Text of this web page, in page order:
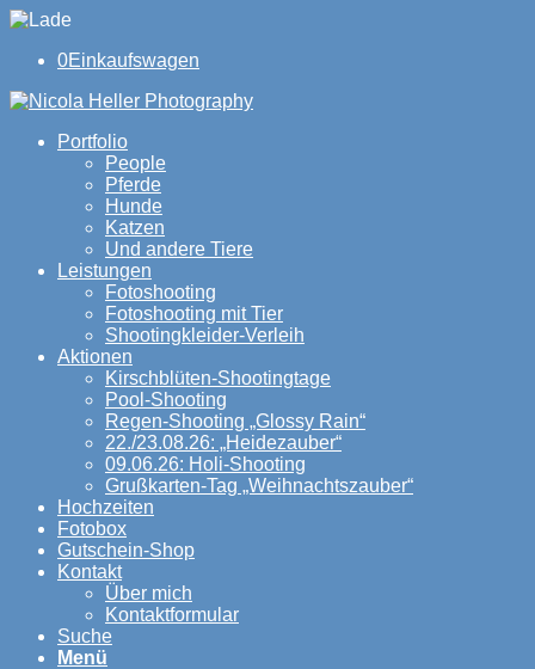
0Einkaufswagen
Portfolio
People
Pferde
Hunde
Katzen
Und andere Tiere
Leistungen
Fotoshooting
Fotoshooting mit Tier
Shootingkleider-Verleih
Aktionen
Kirschblüten-Shootingtage
Pool-Shooting
Regen-Shooting „Glossy Rain“
22./23.08.26: „Heidezauber“
09.06.26: Holi-Shooting
Grußkarten-Tag „Weihnachtszauber“
Hochzeiten
Fotobox
Gutschein-Shop
Kontakt
Über mich
Kontaktformular
Suche
Menü